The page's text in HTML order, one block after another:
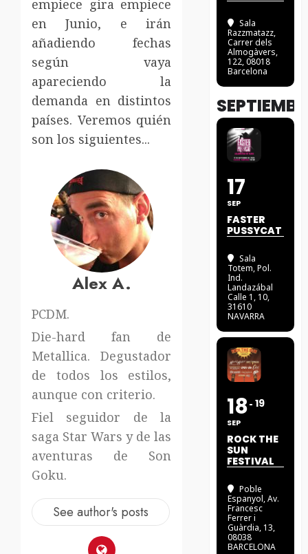
empiece gira empiece
en Junio, e irán
añadiendo fechas
según vaya
apareciendo la
demanda en distintos
países. Veremos quién
son los siguientes...
Alex A.
PCDM.
Die-hard fan de
Metallica. Degustador
de todos los estilos,
aunque con criterio.
Fiel seguidor de la
saga Star Wars y de las
aventuras de Son
Goku.
See author's posts
Sala
Razzmatazz,
Carrer dels
Almogàvers,
122, 08018
Barcelona
17
SEP
FASTER
PUSSYCAT
Sala
Totem, Pol.
Ind.
Landazábal
Calle 1, 10,
31610
NAVARRA
18
SEP
19
ROCK THE
SUN
FESTIVAL
Poble
Espanyol, Av.
Francesc
Ferrer i
Guàrdia, 13,
08038
BARCELONA